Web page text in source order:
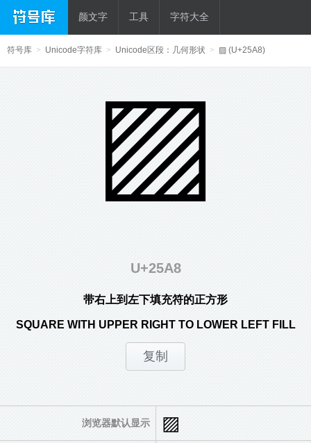
颜文字 工具 字符大全
符号库 > Unicode字符库 > Unicode区段：几何形状 > ▨ (U+25A8)
▨
U+25A8
带右上到左下填充符的正方形
SQUARE WITH UPPER RIGHT TO LOWER LEFT FILL
浏览器默认显示 ▨